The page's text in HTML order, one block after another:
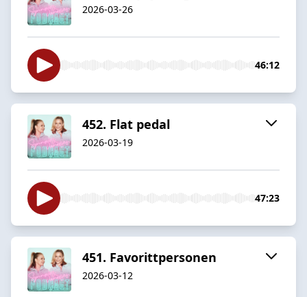
2026-03-26
46:12
452. Flat pedal
2026-03-19
47:23
451. Favorittpersonen
2026-03-12